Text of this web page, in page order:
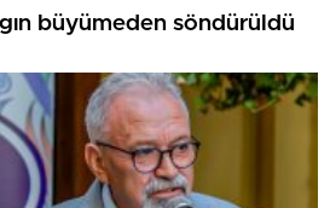
büyümeden söndürüldü